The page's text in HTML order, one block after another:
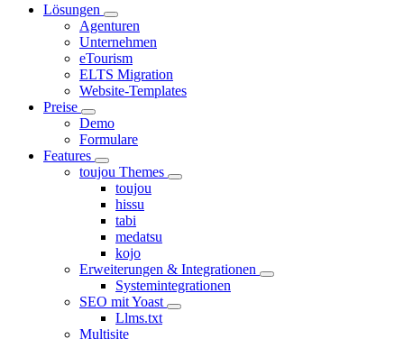
Lösungen
Agenturen
Unternehmen
eTourism
ELTS Migration
Website-Templates
Preise
Demo
Formulare
Features
toujou Themes
toujou
hissu
tabi
medatsu
kojo
Erweiterungen & Integrationen
Systemintegrationen
SEO mit Yoast
Llms.txt
Multisite